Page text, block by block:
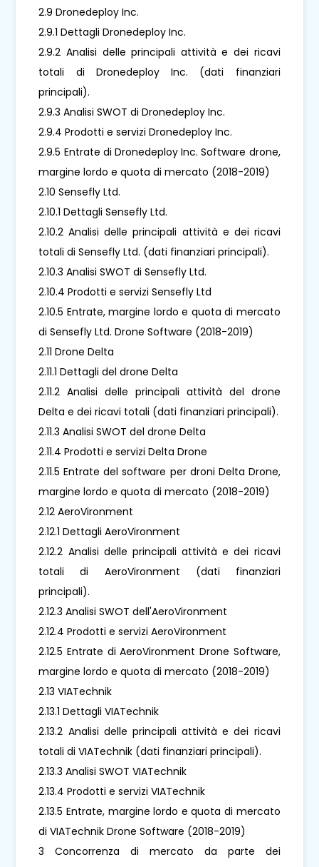
2.9 Dronedeploy Inc.
2.9.1 Dettagli Dronedeploy Inc.
2.9.2 Analisi delle principali attività e dei ricavi
totali di Dronedeploy Inc. (dati finanziari
principali).
2.9.3 Analisi SWOT di Dronedeploy Inc.
2.9.4 Prodotti e servizi Dronedeploy Inc.
2.9.5 Entrate di Dronedeploy Inc. Software drone,
margine lordo e quota di mercato (2018-2019)
2.10 Sensefly Ltd.
2.10.1 Dettagli Sensefly Ltd.
2.10.2 Analisi delle principali attività e dei ricavi
totali di Sensefly Ltd. (dati finanziari principali).
2.10.3 Analisi SWOT di Sensefly Ltd.
2.10.4 Prodotti e servizi Sensefly Ltd
2.10.5 Entrate, margine lordo e quota di mercato
di Sensefly Ltd. Drone Software (2018-2019)
2.11 Drone Delta
2.11.1 Dettagli del drone Delta
2.11.2 Analisi delle principali attività del drone
Delta e dei ricavi totali (dati finanziari principali).
2.11.3 Analisi SWOT del drone Delta
2.11.4 Prodotti e servizi Delta Drone
2.11.5 Entrate del software per droni Delta Drone,
margine lordo e quota di mercato (2018-2019)
2.12 AeroVironment
2.12.1 Dettagli AeroVironment
2.12.2 Analisi delle principali attività e dei ricavi
totali di AeroVironment (dati finanziari
principali).
2.12.3 Analisi SWOT dell'AeroVironment
2.12.4 Prodotti e servizi AeroVironment
2.12.5 Entrate di AeroVironment Drone Software,
margine lordo e quota di mercato (2018-2019)
2.13 VIATechnik
2.13.1 Dettagli VIATechnik
2.13.2 Analisi delle principali attività e dei ricavi
totali di VIATechnik (dati finanziari principali).
2.13.3 Analisi SWOT VIATechnik
2.13.4 Prodotti e servizi VIATechnik
2.13.5 Entrate, margine lordo e quota di mercato
di VIATechnik Drone Software (2018-2019)
3 Concorrenza di mercato da parte dei